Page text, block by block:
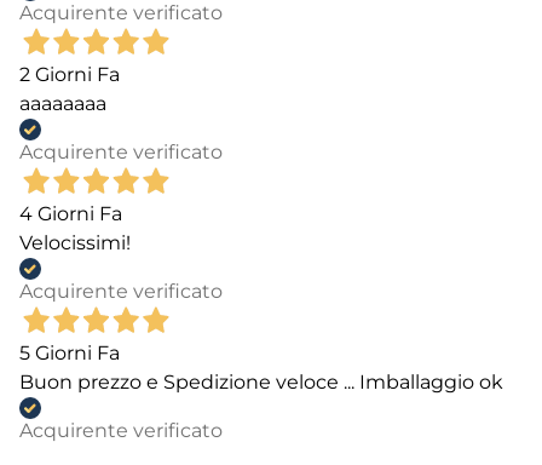
Acquirente verificato
2 Giorni Fa
aaaaaaaa
Acquirente verificato
4 Giorni Fa
Velocissimi!
Acquirente verificato
5 Giorni Fa
Buon prezzo e Spedizione veloce ... Imballaggio ok
Acquirente verificato